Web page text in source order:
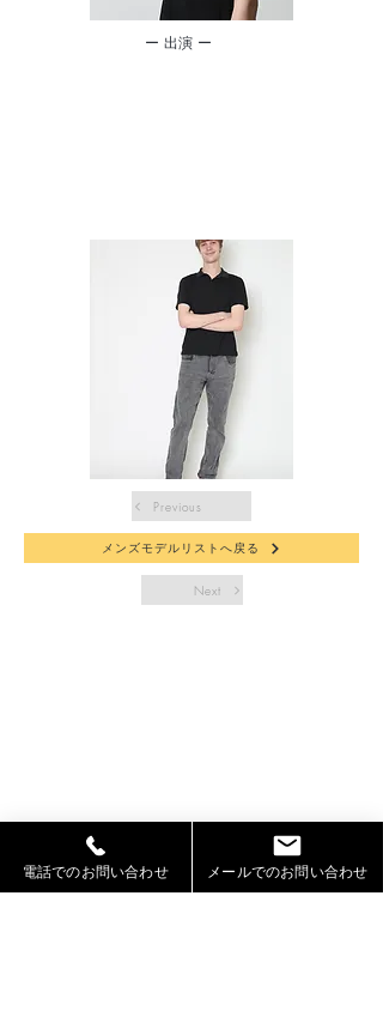
​ー 出演 ー
Previous
メンズモデルリストへ戻る
Next
電話でのお問い合わせ メールでのお問い合わせ